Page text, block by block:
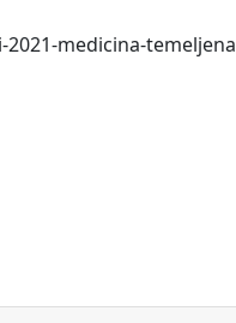
medicina-